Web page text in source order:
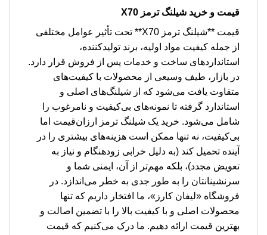
قیمت و خرید شیلنگ ترمز X70
قیمت **شیلنگ ترمز X70** تحت تأثیر عوامل مختلفی
از جمله کیفیت مواد اولیه، برند تولیدکننده،
استانداردهای ساخت و خدمات پس از فروش قرار دارد.
در بازار، طیف وسیعی از محصولات با کیفیت‌های
متفاوت یافت می‌شود که از شیلنگ‌های اصلی و
استاندارد گرفته تا نمونه‌های بی‌کیفیت و نامرغوب را
شامل می‌شود. خرید یک شیلنگ ترمز ارزان‌قیمت اما
بی‌کیفیت، نه تنها ممکن است هزینه‌های بیشتری را در
آینده تحمیل کند (به دلیل خرابی زودهنگام و نیاز به
تعویض مجدد)، بلکه مهم‌تر از آن، ایمنی شما و
سرنشینانتان را به طور جدی به خطر می‌اندازد. در
فروشگاه «لیفان کارز»، ما افتخار داریم که تنها
محصولات اصلی و با کیفیت بالا را با تضمین اصالت و
بهترین قیمت ارائه دهیم. ما درک می‌کنیم که قیمت